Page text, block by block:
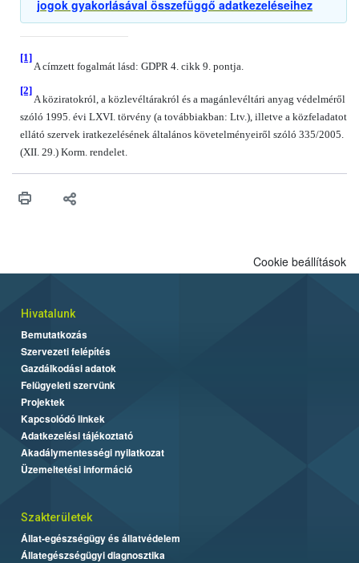
jogok gyakorlásával összefüggő adatkezeléseihez
[1]
A címzett fogalmát lásd: GDPR 4. cikk 9. pontja.
[2]
A köziratokról, a közlevéltárakról és a magánlevéltári anyag védelméről
szóló 1995. évi LXVI. törvény (a továbbiakban: Ltv.), illetve a közfeladatot
ellátó szervek iratkezelésének általános követelményeiről szóló 335/2005.
(XII. 29.) Korm. rendelet.
Cookie beállítások
Hivatalunk
Bemutatkozás
Szervezeti felépítés
Gazdálkodási adatok
Felügyeleti szervünk
Projektek
Kapcsolódó linkek
Adatkezelési tájékoztató
Akadálymentességi nyilatkozat
Üzemeltetési információ
Szakterületek
Állat-egészségügy és állatvédelem
Állategészségügyi diagnosztika